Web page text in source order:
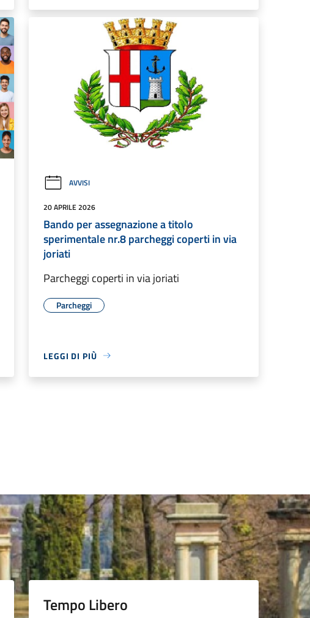
AVVISI
20 APRILE 2026
Bando per assegnazione a titolo
sperimentale nr.8 parcheggi coperti in via
joriati
Parcheggi coperti in via joriati
Parcheggi
LEGGI DI PIÙ
Tempo Libero